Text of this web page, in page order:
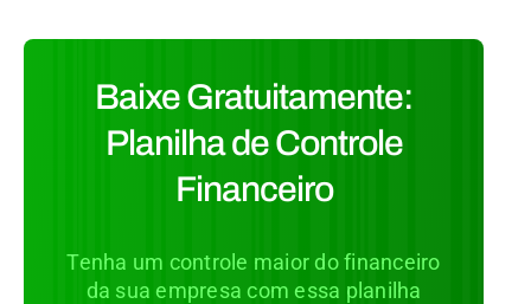
Baixe Gratuitamente:
Planilha de Controle
Financeiro
Tenha um controle maior do financeiro
da sua empresa com essa planilha